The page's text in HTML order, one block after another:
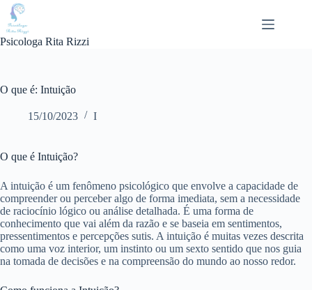
Pular
para
conteúdo
Psicologa Rita Rizzi
O que é: Intuição
15/10/2023 I
O que é Intuição?
A intuição é um fenômeno psicológico que envolve a capacidade de
compreender ou perceber algo de forma imediata, sem a necessidade
de raciocínio lógico ou análise detalhada. É uma forma de
conhecimento que vai além da razão e se baseia em sentimentos,
pressentimentos e percepções sutis. A intuição é muitas vezes descrita
como uma voz interior, um instinto ou um sexto sentido que nos guia
na tomada de decisões e na compreensão do mundo ao nosso redor.